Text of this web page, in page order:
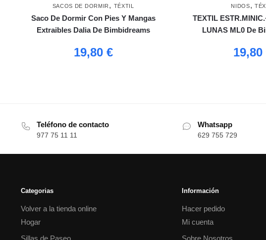
SACOS DE DORMIR , TÉXTIL
Saco De Dormir Con Pies Y Mangas
Extraibles Dalia De Bimbidreams
19,80 €
NIDOS,
TEXTIL
LUNAS ML0 De
19,80
Teléfono de contacto
977 75 11 11
Whatsapp
629 755 729
Categorias
Volver a la tienda online
Hogar
Sillas de Paseo
Información
Hacer pedido
Mi cuenta
Sobre Nosotros